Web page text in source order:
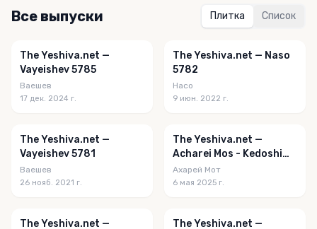
Все выпуски Плитка Список
The Yeshiva.net —
Vayeishev 5785
Ваешев
17 дек. 2024 г.
The Yeshiva.net — Naso
5782
Насо
9 июн. 2022 г.
The Yeshiva.net —
Vayeishev 5781
Ваешев
26 нояб. 2021 г.
The Yeshiva.net —
Acharei Mos - Kedoshim
5785
Ахарей Мот
6 мая 2025 г.
The Yeshiva.net —
The Yeshiva.net —